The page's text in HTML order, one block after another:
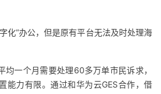
化”办公，但是原有平台无法及时处理海
一个月需要处理60多万单市民诉求，
能力有限。通过和华为云GES合作，借